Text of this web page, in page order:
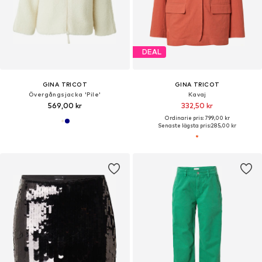
GINA TRICOT
Övergångsjacka 'Pile'
569,00 kr
DEAL
GINA TRICOT
Kavaj
332,50 kr
Ordinarie pris: 799,00 kr
Senaste lägsta pris:285,00 kr